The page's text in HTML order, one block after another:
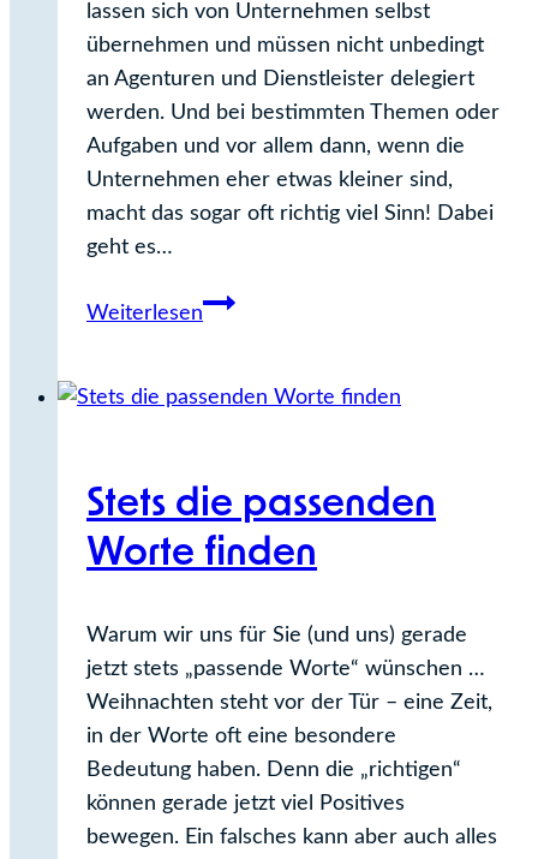
lassen sich von Unternehmen selbst
übernehmen und müssen nicht unbedingt
an Agenturen und Dienstleister delegiert
werden. Und bei bestimmten Themen oder
Aufgaben und vor allem dann, wenn die
Unternehmen eher etwas kleiner sind,
macht das sogar oft richtig viel Sinn! Dabei
geht es…
Weiterlesen
Marketing-
Seminare
Stets die passenden
Worte finden
Warum wir uns für Sie (und uns) gerade
jetzt stets „passende Worte“ wünschen …
Weihnachten steht vor der Tür – eine Zeit,
in der Worte oft eine besondere
Bedeutung haben. Denn die „richtigen“
können gerade jetzt viel Positives
bewegen. Ein falsches kann aber auch alles